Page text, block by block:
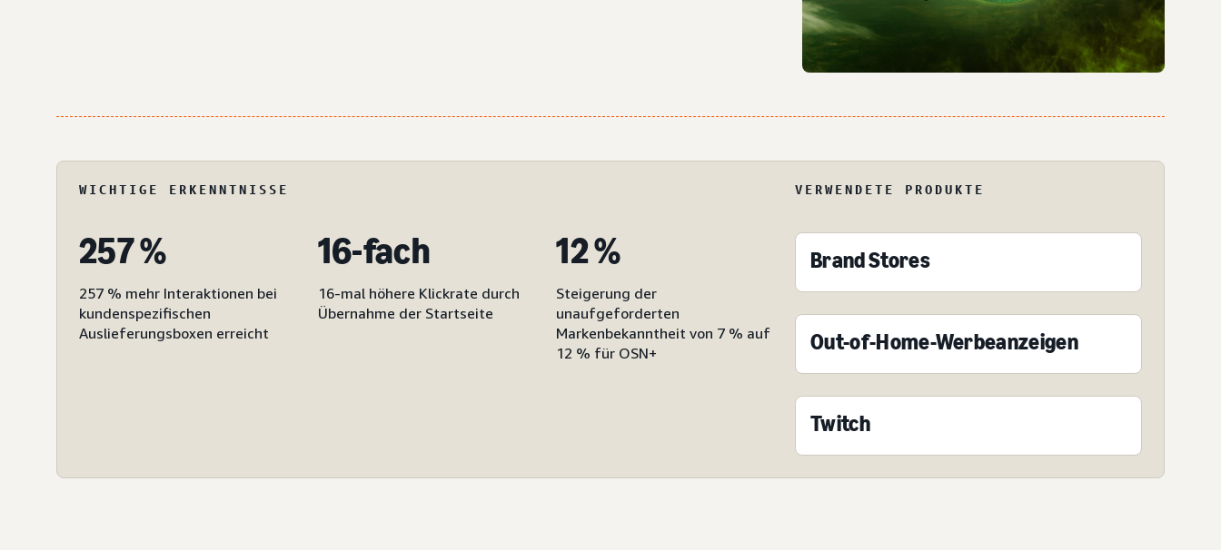
WICHTIGE ERKENNTNISSE
257 %
257 % mehr Interaktionen bei
kundenspezifischen
Auslieferungsboxen erreicht
16-fach
16-mal höhere Klickrate durch
Übernahme der Startseite
12 %
Steigerung der
unaufgeforderten
Markenbekanntheit von 7 % auf
12 % für OSN+
VERWENDETE PRODUKTE
Brand Stores
Out-of-Home-Werbeanzeigen
Twitch